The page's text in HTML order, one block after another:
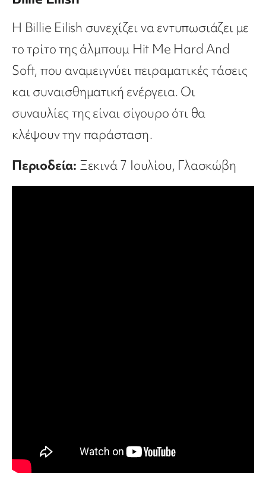
Η Billie Eilish συνεχίζει να εντυπωσιάζει με
το τρίτο της άλμπουμ Hit Me Hard And
Soft, που αναμειγνύει πειραματικές τάσεις
και συναισθηματική ενέργεια. Οι
συναυλίες της είναι σίγουρο ότι θα
κλέψουν την παράσταση.
Περιοδεία: Ξεκινά 7 Ιουλίου, Γλασκώβη